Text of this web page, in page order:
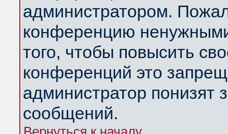
администратором.
конференцию
того, чтобы повысить
конференций это
администратор понизят
сообщений.